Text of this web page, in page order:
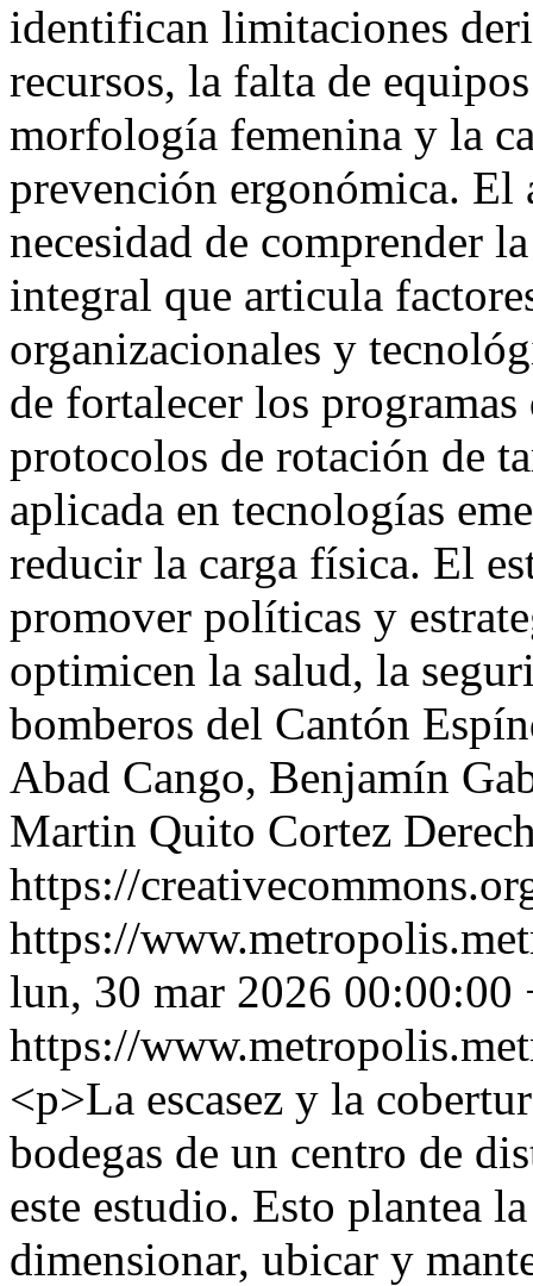
identifican limitaciones
recursos, la falta de
morfología femenina y la
prevención ergonómica. El
necesidad de comprender
integral que articula
organizacionales y
de fortalecer los
protocolos de rotación de
aplicada en tecnologías
reducir la carga física. El
promover políticas y
optimicen la salud, la
bomberos del Cantón
Abad Cango, Benjamín
Martin Quito Cortez
https://
https://
lun, 30 mar 2026 00:00:00
https://
<p>La escasez y la
bodegas de un centro de
este estudio. Esto plantea
dimensionar, ubicar y